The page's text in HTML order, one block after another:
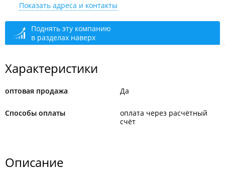
+7 902 916-16-49
сегодня закрыто
Показать адреса и контакты
Поднять эту компанию
в разделах наверх
Характеристики
оптовая продажа Да
Способы оплаты
оплата через расчётный
счёт
Описание